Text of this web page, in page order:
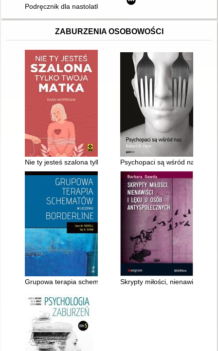
Podręcznik dla nastolatków i ich rodziców u kresu
ZABURZENIA OSOBOWOŚCI
Nie ty jesteś szalona tylko twoja matkaPsychopaci są wśród nas
Grupowa terapia schematów w leczeniu bordeline
Skrypty miłości, nienawiści i